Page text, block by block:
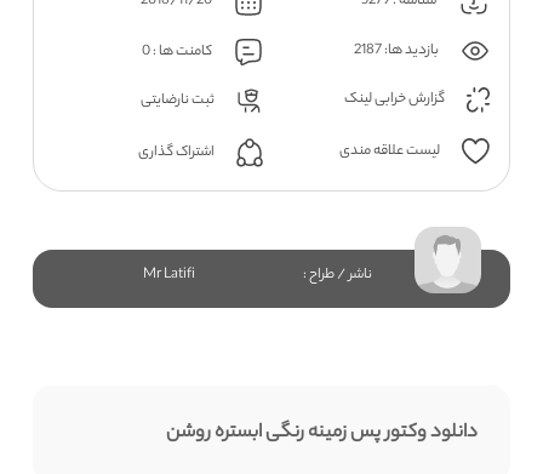
بازدید ها: 2187
کامنت ها : 0
گزارش خرابی لینک
ثبت نارضایتی
لیست علاقه مندی اشتراک گذاری
ناشر / طراح : Mr Latifi
دانلود وکتور پس زمینه رنگی ابستره روشن